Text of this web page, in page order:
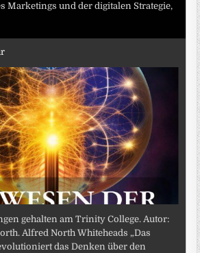
Marketings und der digitalen Strategie,
gehalten am Trinity College. Autor:
Alfred North Whiteheads „Das
das Denken über den